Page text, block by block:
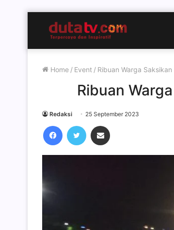
Home / Event / Ribuan Warga
Ribuan
Redaksi 25 September 2023
FacebookTwitter